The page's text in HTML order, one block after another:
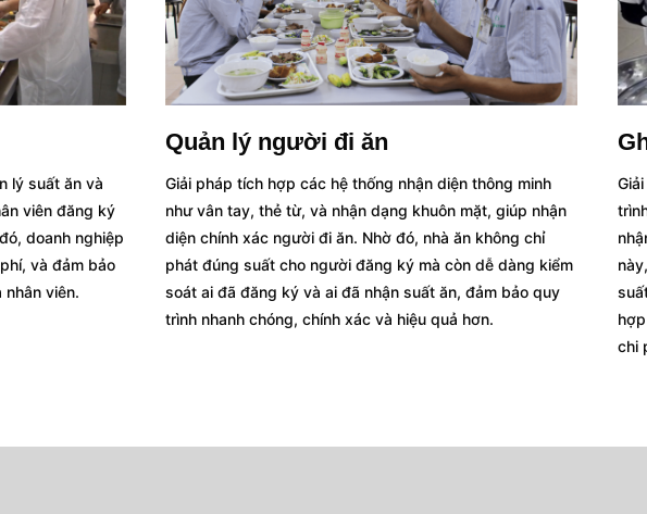
lý suất ăn và
viên đăng ký
doanh nghiệp
và đảm bảo
viên.
Quản lý người đi ăn
Giải pháp tích hợp các hệ thống nhận diện thông minh
như vân tay, thẻ từ, và nhận dạng khuôn mặt, giúp nhận
diện chính xác người đi ăn. Nhờ đó, nhà ăn không chỉ
phát đúng suất cho người đăng ký mà còn dễ dàng kiểm
soát ai đã đăng ký và ai đã nhận suất ăn, đảm bảo quy
trình nhanh chóng, chính xác và hiệu quả hơn.
chi